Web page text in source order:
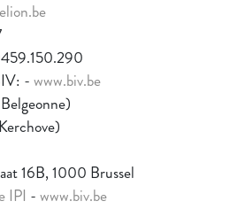
- www.biv.be
16B, 1000 Brussel
IPI - www.biv.be